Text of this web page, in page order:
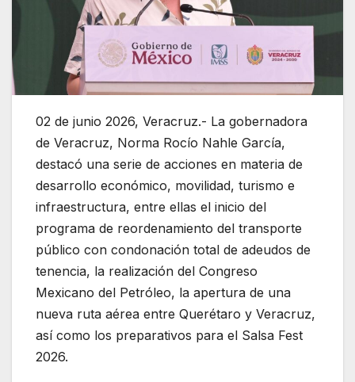
02 de junio 2026, Veracruz.- La gobernadora
de Veracruz, Norma Rocío Nahle García,
destacó una serie de acciones en materia de
desarrollo económico, movilidad, turismo e
infraestructura, entre ellas el inicio del
programa de reordenamiento del transporte
público con condonación total de adeudos de
tenencia, la realización del Congreso
Mexicano del Petróleo, la apertura de una
nueva ruta aérea entre Querétaro y Veracruz,
así como los preparativos para el Salsa Fest
2026.